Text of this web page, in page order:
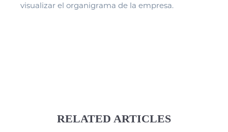
visualizar el organigrama de la empresa.
RELATED ARTICLES